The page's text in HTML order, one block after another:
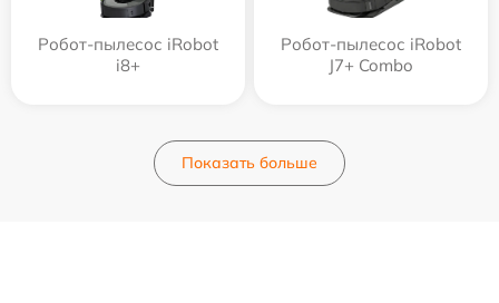
Робот-пылесос iRobot
i8+
Робот-пылесос iRobot
J7+ Combo
Показать больше